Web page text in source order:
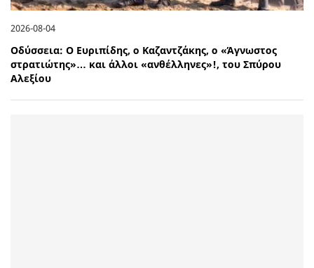
2026-08-04
Οδύσσεια: Ο Ευριπίδης, ο Καζαντζάκης, ο «Άγνωστος
στρατιώτης»… και άλλοι «ανθέλληνες»!, του Σπύρου
Αλεξίου